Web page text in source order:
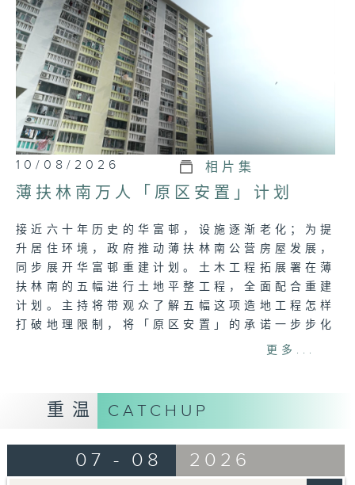
10/08/2026 相片集
薄扶林南万人「原区安置」计划
接近六十年历史的华富邨，设施逐渐老化；为提
升居住环境，政府推动薄扶林南公营房屋发展，
同步展开华富邨重建计划。土木工程拓展署在薄
扶林南的五幅进行土地平整工程，全面配合重建
计划。主持将带观众了解五幅这项造地工程怎样
打破地理限制，将「原区安置」的承诺一步步化
为现实，让华富邨的居民，延续对薄扶林南区的
想睇更多 :
https://www.rthk.hk/tv/dtt31/
逢星期一至日 | 晚上8 时25分 | 港台电视31
立即下载「香港电台随身版（RTHK On The
更多...
重温 CATCHUP
07 - 08 2026